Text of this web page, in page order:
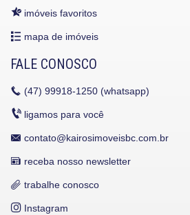
imóveis favoritos
mapa de imóveis
FALE CONOSCO
(47) 99918-1250 (whatsapp)
ligamos para você
contato@kairosimoveisbc.com.br
receba nosso newsletter
trabalhe conosco
Instagram